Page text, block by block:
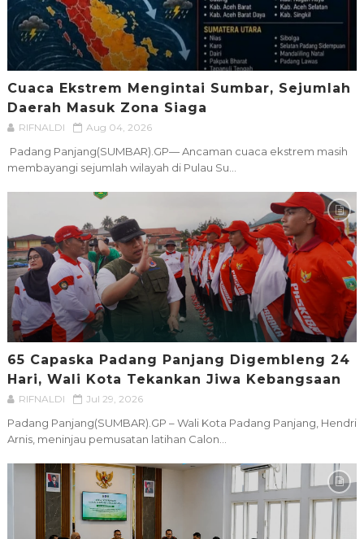
Cuaca Ekstrem Mengintai Sumbar, Sejumlah
Daerah Masuk Zona Siaga
RIFNALDI Aug 04, 2026
Padang Panjang(SUMBAR).GP— Ancaman cuaca ekstrem masih
membayangi sejumlah wilayah di Pulau Su...
65 Capaska Padang Panjang Digembleng 24
Hari, Wali Kota Tekankan Jiwa Kebangsaan
RIFNALDI Jul 29, 2026
Padang Panjang(SUMBAR).GP – Wali Kota Padang Panjang, Hendri
Arnis, meninjau pemusatan latihan Calon...